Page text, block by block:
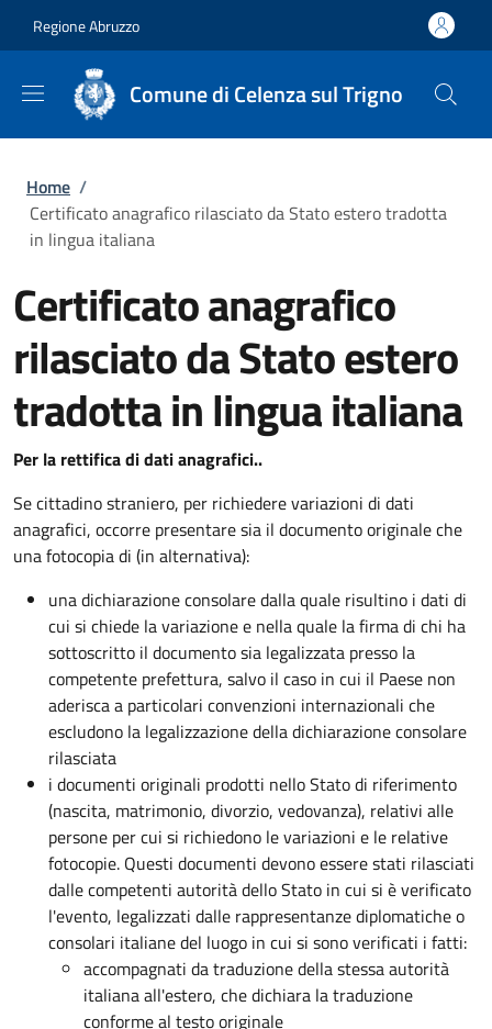
Regione Abruzzo
Comune di Celenza sul Trigno
Briciole di pane
Home /
Certificato anagrafico rilasciato da Stato estero tradotta
in lingua italiana
Certificato anagrafico
rilasciato da Stato estero
tradotta in lingua italiana
Per la rettifica di dati anagrafici..
Se cittadino straniero, per richiedere variazioni di dati
anagrafici, occorre presentare sia il documento originale che
una fotocopia di (in alternativa):
una dichiarazione consolare dalla quale risultino i dati di
cui si chiede la variazione e nella quale la firma di chi ha
sottoscritto il documento sia legalizzata presso la
competente prefettura, salvo il caso in cui il Paese non
aderisca a particolari convenzioni internazionali che
escludono la legalizzazione della dichiarazione consolare
rilasciata
i documenti originali prodotti nello Stato di riferimento
(nascita, matrimonio, divorzio, vedovanza), relativi alle
persone per cui si richiedono le variazioni e le relative
fotocopie. Questi documenti devono essere stati rilasciati
dalle competenti autorità dello Stato in cui si è verificato
l'evento, legalizzati dalle rappresentanze diplomatiche o
consolari italiane del luogo in cui si sono verificati i fatti:
accompagnati da traduzionedella stessa autorità
italiana all'estero, che dichiara la traduzione
conforme al testo originale